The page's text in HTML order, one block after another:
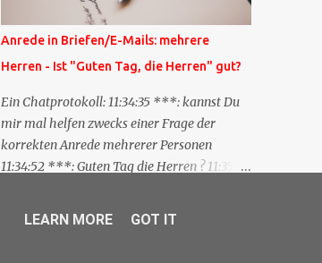
was ich zu deinem Inhalt zu sagen hatte."
Diese Nachrichtenfunktion wird
'angestoßen' in dem 'mein' Blog an die
'TrackbackURL' des Anderen einen 'Ping'
schickt, d.h. ein paar Parameter übergibt
(URL meines Eintrags, Kurzzitat meines
Beitrags). Praktisch muss man nichts
Anderes tun, als die TrackbackURL beim
einzufügen. Trackbacks und TrackbackURLs
Anrede in Briefen/E-Mails: mehrere
Herren - Ist "Guten Tag, die Herren" gut?
Ein Chatprotokoll: 11:34:35 ***: kannst Du
mir mal helfen zwecks einer Frage der
korrekten Anrede mehrerer Personen
11:34:52 ***: Guten Tag die Herren ? 11:35:07
LEARN MORE GOT IT